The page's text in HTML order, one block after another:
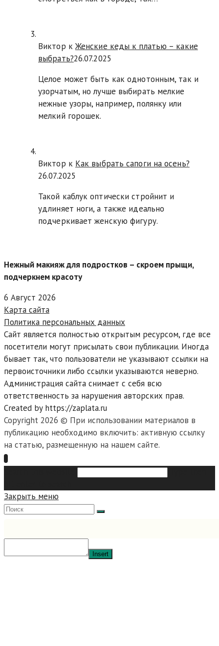
Виктор кЖенские кеды к платью – какие
выбрать?26.07.2025
Целое может быть как однотонным, так и
узорчатым, но лучше выбирать мелкие
нежные узоры, например, полянку или
мелкий горошек.
Виктор к Как выбрать сапоги на осень?
26.07.2025
Такой каблук оптически стройнит и
удлиняет ноги, а также идеально
подчеркивает женскую фигуру.
Нежный макияж для подростков – скроем прыщи,
подчеркнем красоту
6 Август 2026
Карта сайта
Политика персональных данных
Сайт является полностью открытым ресурсом, где все
посетители могут присылать свои публикации. Иногда
бывает так, что пользователи не указывают ссылки на
первоисточники либо ссылки указываются неверно.
Администрация сайта снимает с себя всю
ответственность за нарушения авторских прав.
Created by https://zaplata.ru
Copyright 2026 © При использовании материалов в
публикацию необходимо включить: активную ссылку
на статью, размещенную на нашем сайте.
Закрыть меню
Insert